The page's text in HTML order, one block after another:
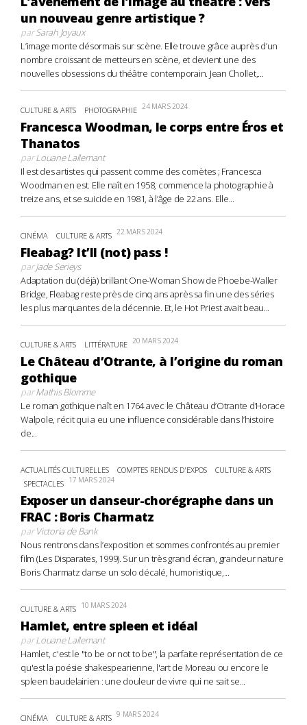
un nouveau genre artistique ?
parSarah Joyaux
L’image monte désormais sur scène. Elle trouve grâce auprès d’un
nombre croissant de metteurs en scène, et devient une des
nouvelles obsessions du théâtre contemporain. Jean Chollet,...
CULTURE & ARTS PHOTOGRAPHIE 24 MARS 2024
Francesca Woodman, le corps entre Éros et
Thanatos
parLouane Lallemant
Il est des artistes qui passent comme des comètes ; Francesca
Woodman en est. Elle naît en 1958, commence la photographie à
treize ans, et se suicide en 1981, à l’âge de 22 ans. Elle...
CINÉMA CULTURE & ARTS 22 MARS 2024
Fleabag? It’ll (not) pass !
parJade Serieys
Adaptation du (déjà) brillant One-Woman Show de Phoebe-Waller
Bridge, Fleabag reste près de cinq ans après sa fin une des séries
les plus marquantes de la décennie. Et, le Hot Priest avait beau...
CULTURE & ARTS LITTÉRATURE 20 MARS 2024
Le Château d’Otrante, à l’origine du roman
gothique
parMathis Blomme
Le roman gothique naît en 1764 avec le Château d’Otrante d’Horace
Walpole, récit qui a eu une influence considérable dans l’histoire
de...
ACTUALITÉS CULTURELLES COMPTES RENDUS D'EXPOS
CULTURE & ARTS
SPECTACLES 17 MARS 2024
Exposer un danseur-chorégraphe dans un
FRAC : Boris Charmatz
parVictoria de Bank
Nous rentrons dans l’exposition et sommes confrontés au premier
film (Les Disparates, 1999). Sur un très grand écran, grandeur nature
Boris Charmatz danse un solo décalé, humoristique,...
CULTURE & ARTS 10 MARS 2024
Hamlet, entre spleen et idéal
parLouane Lallemant
Hamlet, c'est le "to be or not to be", la parfaite représentation de ce
qu'est la poésie shakespearienne, l'art de Moreau ou encore le
spleen baudelairien : une douleur de vivre qui ne sait se...
CINÉMA CULTURE & ARTS 9 MARS 2024